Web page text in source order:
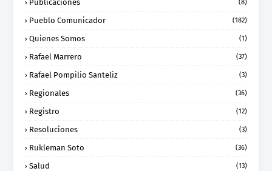
Publicaciones (8)
Pueblo Comunicador (182)
Quienes Somos (1)
Rafael Marrero (37)
Rafael Pompilio Santeliz (3)
Regionales (36)
Registro (12)
Resoluciones (3)
Rukleman Soto (36)
Salud (13)